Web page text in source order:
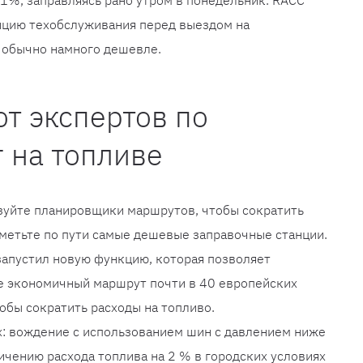
техобслуживания перед выездом на
обычно намного дешевле.
экспертов по
топливе
планировщики маршрутов, чтобы сократить
по пути самые дешевые заправочные станции.
новую функцию, которая позволяет
экономичный маршрут почти в 40 европейских
сократить расходы на топливо.
вождение с использованием шин с давлением ниже
расхода топлива на 2 % в городских условиях